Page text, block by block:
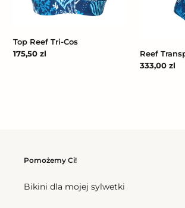
Top Reef Tri-Cos
Cena
175,50 zl
Reef
Cena
333,00 zl
Pomożemy Ci!
Bikini dla mojej sylwetki